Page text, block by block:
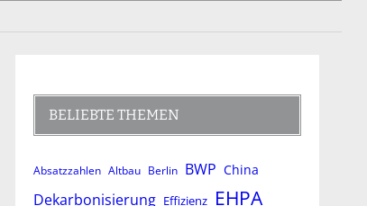
BELIEBTE THEMEN
Absatzzahlen Altbau Berlin BWP China
Dekarbonisierung Effizienz EHPA